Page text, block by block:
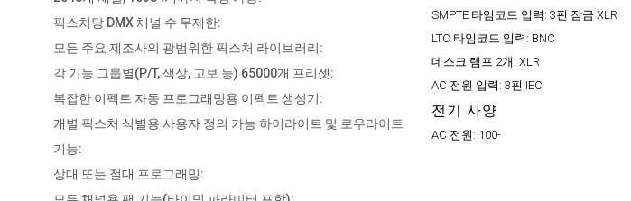
픽스처당 DMX 채널 수 무제한:
모든 주요 제조사의 광범위한 픽스처 라이브러리:
각 기능 그룹별(P/T, 색상, 고보 등) 65000개 프리셋:
복잡한 이펙트 자동 프로그래밍용 이펙트 생성기:
개별 픽스처 식별용 사용자 정의 가능 하이라이트 및 로우라이트
기능:
상대 또는 절대 프로그래밍:
SMPTE 타임코드 입력: 3핀 잠금 XLR
LTC 타임코드 입력: BNC
데스크 램프 2개: XLR
AC 전원 입력: 3핀 IEC
전기 사양
AC 전원: 100-